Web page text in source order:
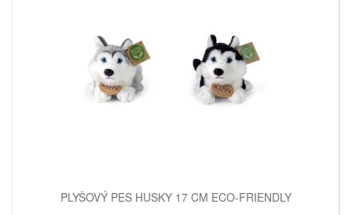
PLYŠOVÝ PES HUSKY 17 CM ECO-FRIENDLY